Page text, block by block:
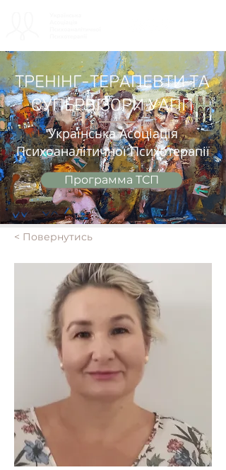
Программа ТСП
ТРЕНІНГ-ТЕРАПЕВТИ ТА
СУПЕРВІЗОРИ УАПП
Українська Асоціація
Психоаналітичної Психотерапії
< Повернутись